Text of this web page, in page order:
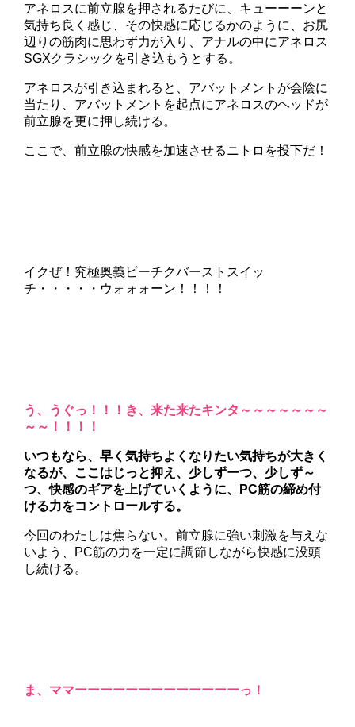
アネロスに前立腺を押されるたびに、キューーーンと
気持ち良く感じ、その快感に応じるかのように、お尻
辺りの筋肉に思わず力が入り、アナルの中にアネロス
SGXクラシックを引き込もうとする。
アネロスが引き込まれると、アバットメントが会陰に
当たり、アバットメントを起点にアネロスのヘッドが
前立腺を更に押し続ける。
ここで、前立腺の快感を加速させるニトロを投下だ！
イクぜ！究極奥義ビーチクバーストスイッ
チ・・・・・ウォォォーン！！！！
う、うぐっ！！！き、来た来たキンタ～～～～～～～
～～！！！！
いつもなら、早く気持ちよくなりたい気持ちが大きく
なるが、ここはじっと抑え、少しずーつ、少しず～
つ、快感のギアを上げていくように、PC筋の締め付
ける力をコントロールする。
今回のわたしは焦らない。前立腺に強い刺激を与えな
いよう、PC筋の力を一定に調節しながら快感に没頭
し続ける。
ま、ママーーーーーーーーーーーーーっ！